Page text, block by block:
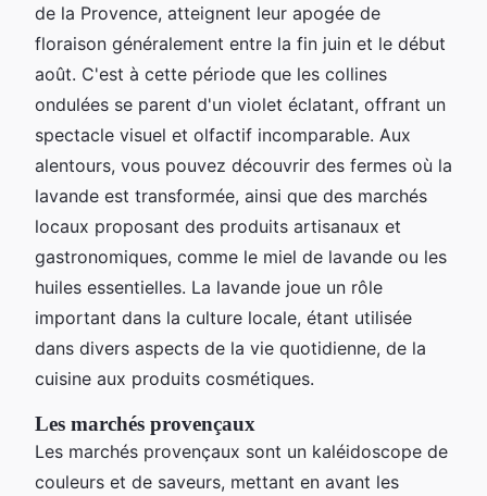
de la Provence, atteignent leur apogée de
floraison généralement entre la fin juin et le début
août. C'est à cette période que les collines
ondulées se parent d'un violet éclatant, offrant un
spectacle visuel et olfactif incomparable. Aux
alentours, vous pouvez découvrir des fermes où la
lavande est transformée, ainsi que des marchés
locaux proposant des produits artisanaux et
gastronomiques, comme le miel de lavande ou les
huiles essentielles. La lavande joue un rôle
important dans la culture locale, étant utilisée
dans divers aspects de la vie quotidienne, de la
cuisine aux produits cosmétiques.
Les marchés provençaux
Les marchés provençaux sont un kaléidoscope de
couleurs et de saveurs, mettant en avant les